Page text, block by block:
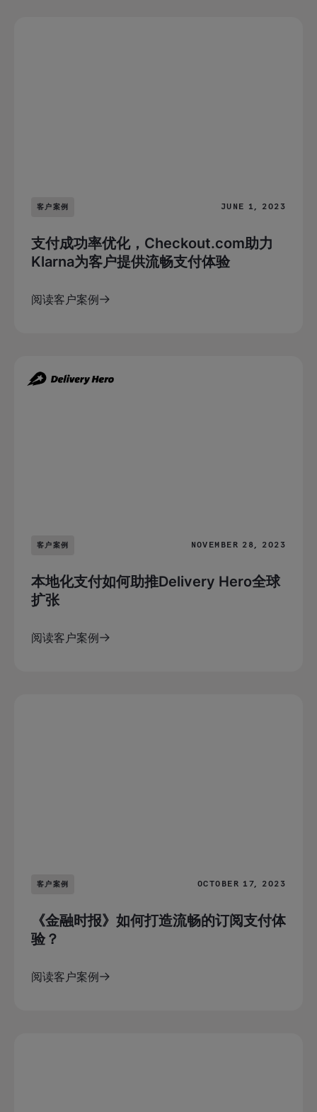
客户案例 JUNE 1, 2023
支付成功率优化，Checkout.com助力
Klarna为客户提供流畅支付体验
阅读客户案例
客户案例 NOVEMBER 28, 2023
本地化支付如何助推Delivery Hero全球
扩张
阅读客户案例
客户案例 OCTOBER 17, 2023
《金融时报》如何打造流畅的订阅支付体
验？
阅读客户案例